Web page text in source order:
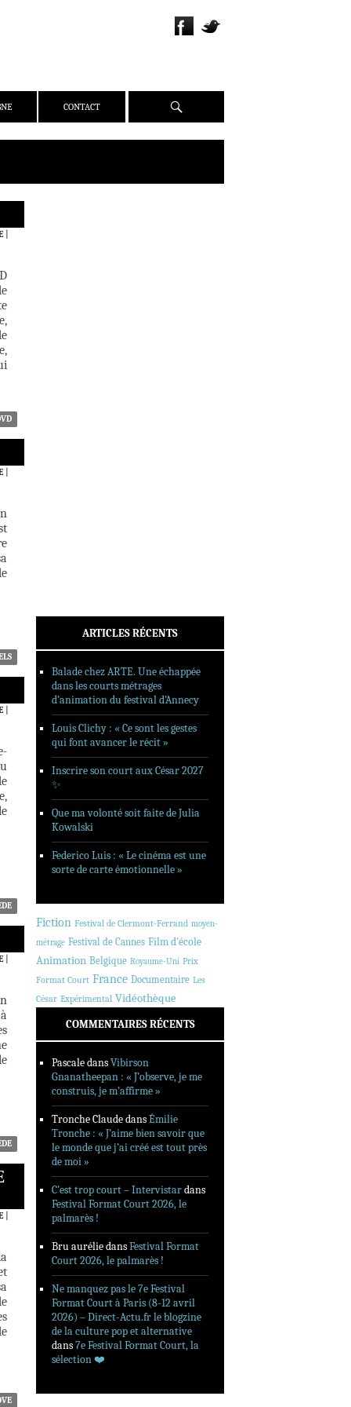
CONTACT Recherche
|
|
|
|
|
ARTICLES RÉCENTS
Balade chez ARTE. Une échappée
dans les courts métrages
d’animation du festival d’Annecy
Louis Clichy : « Ce sont les gestes
qui font avancer le récit »
Inscrire son court aux César 2027
✨
Que ma volonté soit faite de Julia
Kowalski
Federico Luis : « Le cinéma est une
sorte de carte émotionnelle »
Fiction Festival de Clermont-Ferrand moyen-
métrage Festival de Cannes Film d'école
Animation Belgique Royaume-Uni Prix
Format Court France Documentaire Les
César Expérimental Vidéothèque
COMMENTAIRES RÉCENTS
PascaledansVibirson
Gnanatheepan : « J’observe, je me
construis, je m’affirme »
Tronche ClaudedansÉmilie
Tronche : « J’aime bien savoir que
le monde que j’ai créé est tout près
de moi »
C’est trop court – Intervistardans
Festival Format Court 2026, le
palmarès !
Bru auréliedansFestival Format
Court 2026, le palmarès !
Ne manquez pas le 7e Festival
Format Court à Paris (8-12 avril
2026) – Direct-Actu.fr le blogzine
de la culture pop et alternative
dans7e Festival Format Court, la
sélection ❤️‍